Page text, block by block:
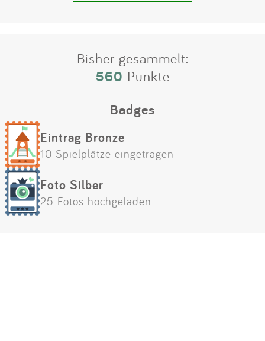
Bisher gesammelt:
560 Punkte
Badges
Eintrag Bronze
10 Spielplätze eingetragen
Foto Silber
25 Fotos hochgeladen